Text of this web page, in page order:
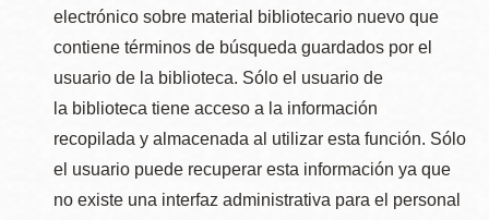
electrónico sobre material bibliotecario nuevo que
contiene términos de búsqueda guardados por el
usuario de la biblioteca. Sólo el usuario de
la biblioteca tiene acceso a la información
recopilada y almacenada al utilizar esta función. Sólo
el usuario puede recuperar esta información ya que
no existe una interfaz administrativa para el personal